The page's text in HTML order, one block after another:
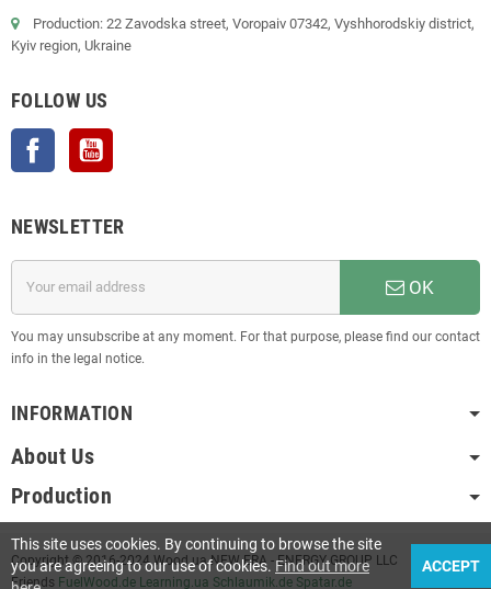
Production: 22 Zavodska street, Voropaiv 07342, Vyshhorodskiy district,
Kyiv region, Ukraine
FOLLOW US
Facebook
NEWSLETTER
OK
You may unsubscribe at any moment. For that purpose, please find our contact
info in the legal notice.
INFORMATION
About Us
Production
Copyright © 2016-2024 Wood.ua NEW ERA - ENERGY GROUP LLC
Friends FuelWood.de Learning.ua Schlaumik.de Spatar.de
This site uses cookies. By continuing to browse the site
you are agreeing to our use of cookies.Find out more
ACCEPT